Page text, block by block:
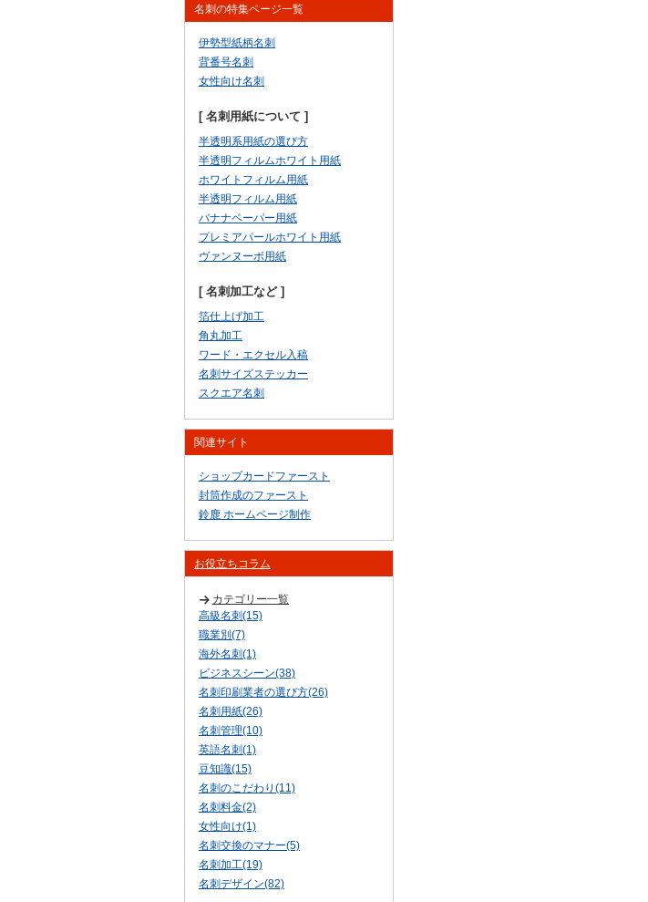
名刺の特集ページ一覧
伊勢型紙柄名刺
背番号名刺
女性向け名刺
[ 名刺用紙について ]
半透明系用紙の選び方
半透明フィルムホワイト用紙
ホワイトフィルム用紙
半透明フィルム用紙
バナナペーパー用紙
プレミアパールホワイト用紙
ヴァンヌーボ用紙
[ 名刺加工など ]
箔仕上げ加工
角丸加工
ワード・エクセル入稿
名刺サイズステッカー
スクエア名刺
関連サイト
ショップカードファースト
封筒作成のファースト
鈴鹿 ホームページ制作
お役立ちコラム
カテゴリー一覧
高級名刺(15)
職業別(7)
海外名刺(1)
ビジネスシーン(38)
名刺印刷業者の選び方(26)
名刺用紙(26)
名刺管理(10)
英語名刺(1)
豆知識(15)
名刺のこだわり(11)
名刺料金(2)
女性向け(1)
名刺交換のマナー(5)
名刺加工(19)
名刺デザイン(82)